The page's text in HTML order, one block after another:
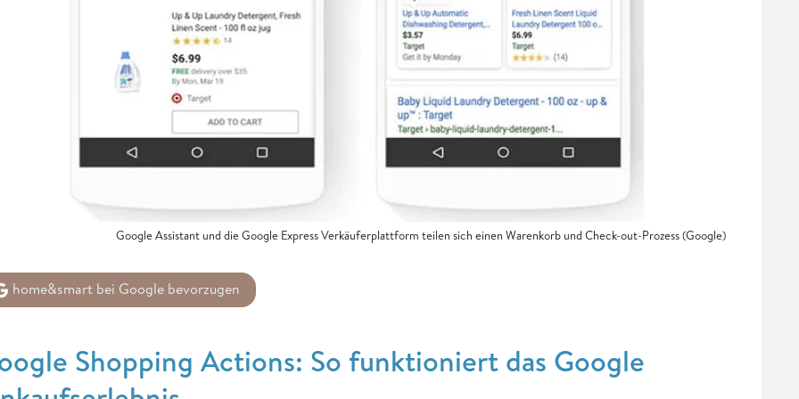
Google Assistant und die Google Express Verkäuferplattform teilen sich einen Warenkorb und Check-out-Prozess (Google)
home&smart bei Google bevorzugen
Shopping Actions: So funktioniert das Google